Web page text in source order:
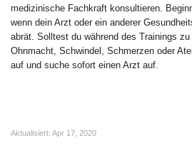
medizinische Fachkraft konsultieren.
wenn dein Arzt oder ein anderer
abrät. Solltest du während des Trainings
Ohnmacht, Schwindel, Schmerzen oder
auf und suche sofort einen Arzt auf.
Aktualisiert: Apr 17, 2020